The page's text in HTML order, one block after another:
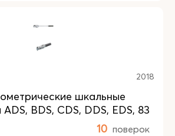
2018
шкальные
BDS, CDS, DDS, EDS, 83
10 поверок